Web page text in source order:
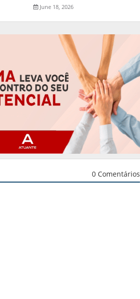
June 18, 2026
0 Comentários